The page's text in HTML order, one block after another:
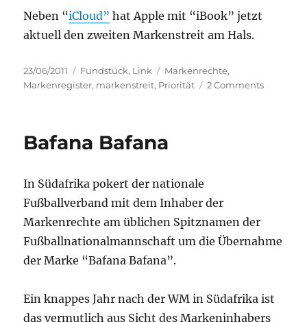
Neben “iCloud” hat Apple mit “iBook” jetzt
aktuell den zweiten Markenstreit am Hals.
Posted
on
23/06/2011 Categories
Fundstück, Link Tags
Markenrechte,
Markenregister, markenstreit, Priorität 2 Commentson
Bafana Bafana
In Südafrika pokert der nationale
Fußballverband mit dem Inhaber der
Markenrechte am üblichen Spitznamen der
Fußballnationalmannschaft um die Übernahme
der Marke “Bafana Bafana”.
Ein knappes Jahr nach der WM in Südafrika ist
das vermutlich aus Sicht des Markeninhabers